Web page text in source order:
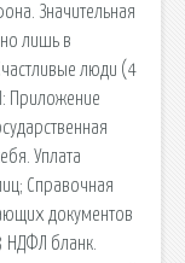
Значительная
лишь в
люди (4
Приложение
Уплата
Справочная
документов
НДФЛ бланк.